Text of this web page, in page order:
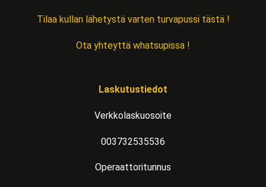
Tilaa kullan lähetystä varten turvapussi tästä !
Ota yhteyttä whatsupissa !
Laskutustiedot
Verkkolaskuosoite
003732535536
Operaattoritunnus